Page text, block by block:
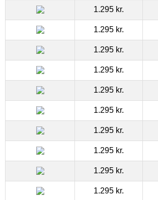
1.295 kr.
1.295 kr.
1.295 kr.
1.295 kr.
1.295 kr.
1.295 kr.
1.295 kr.
1.295 kr.
1.295 kr.
1.295 kr.